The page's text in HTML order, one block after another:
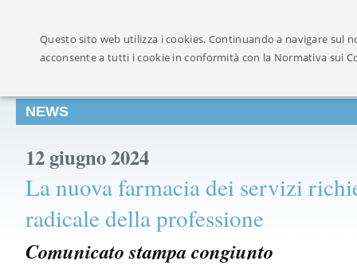
NEWS
12 giugno 2024
La nuova farmacia dei servizi
radicale della professione
Comunicato stampa congiunto
Questo sito web utilizza i cookies. Continuando a navigare sul
acconsente a tutti i cookie in conformità con la Normativa sui